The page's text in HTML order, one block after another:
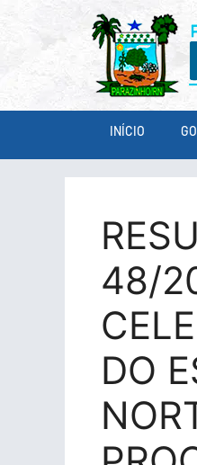
INÍCIO
48/
DO